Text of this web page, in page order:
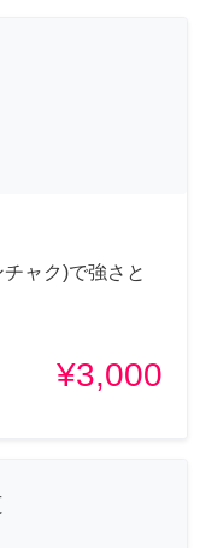
ャク)で強さと
¥3,000